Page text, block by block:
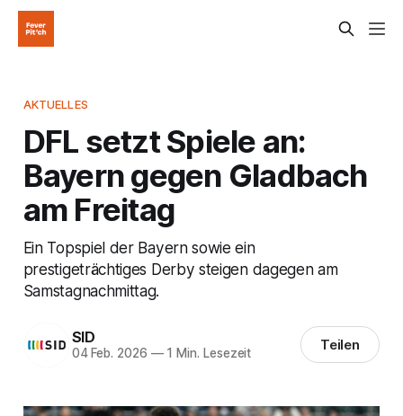
AKTUELLES
DFL setzt Spiele an:
Bayern gegen Gladbach
am Freitag
Ein Topspiel der Bayern sowie ein
prestigeträchtiges Derby steigen dagegen am
Samstagnachmittag.
SID
04 Feb. 2026 —1 Min. Lesezeit Teilen